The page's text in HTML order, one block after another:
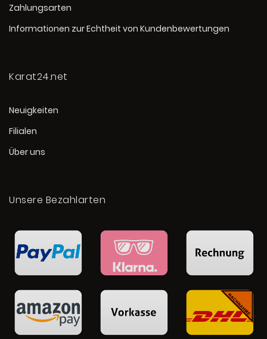
Zahlungsarten
Informationen zur Echtheit von Kundenbewertungen
Karat24.net
Neuigkeiten
Filialen
Über uns
Unsere Bezahlarten